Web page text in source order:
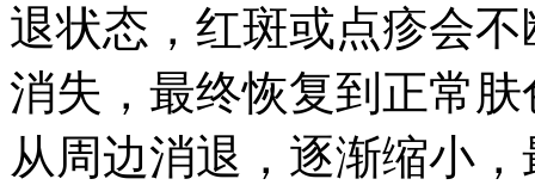
退状态，红斑或点疹会
消失，最终恢复到正常
从周边消退，逐渐缩小